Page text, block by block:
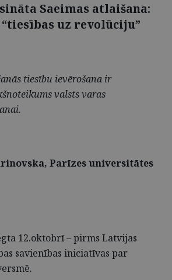
Saeimas atlaišana:
uz revolūciju”
tiesību ievērošana ir
valsts varas
Parīzes universitātes
12.oktobrī – pirms Latvijas
savienības iniciatīvas par